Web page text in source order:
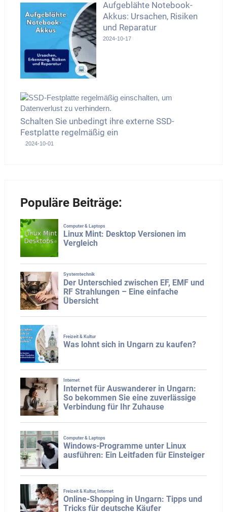
Aufgeblähte Notebook-
Akkus: Ursachen, Risiken
und Reparatur
2024-10-17
Schalten Sie unbedingt ihre externe SSD-
Festplatte regelmäßig ein
2024-10-01
Populäre Beiträge: